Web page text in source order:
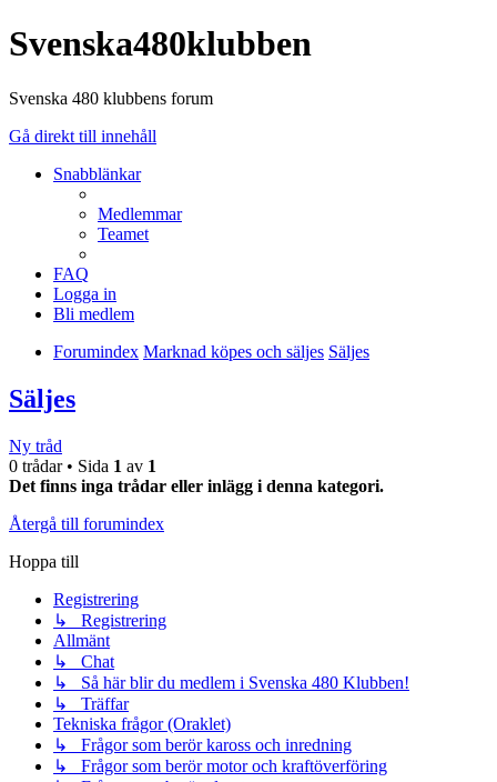
Svenska480klubben
Svenska 480 klubbens forum
Gå direkt till innehåll
Snabblänkar
Medlemmar
Teamet
FAQ
Logga in
Bli medlem
Forumindex Marknad köpes och säljes Säljes
Säljes
Ny tråd
0 trådar • Sida 1 av 1
Det finns inga trådar eller inlägg i denna kategori.
Återgå till forumindex
Hoppa till
Registrering
↳ Registrering
Allmänt
↳ Chat
↳ Så här blir du medlem i Svenska 480 Klubben!
↳ Träffar
Tekniska frågor (Oraklet)
↳ Frågor som berör kaross och inredning
↳ Frågor som berör motor och kraftöverföring